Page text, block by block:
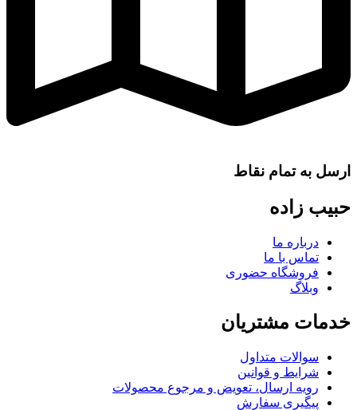
ارسل به تمام نقاط
حبیب زاده
درباره ما
تماس با ما
فروشگاه حضوری
وبلاگ
خدمات مشتریان
سوالات متداول
شرایط و قوانین
رویه ارسال، تعویض و مرجوع محصولات
پیگیری سفارش